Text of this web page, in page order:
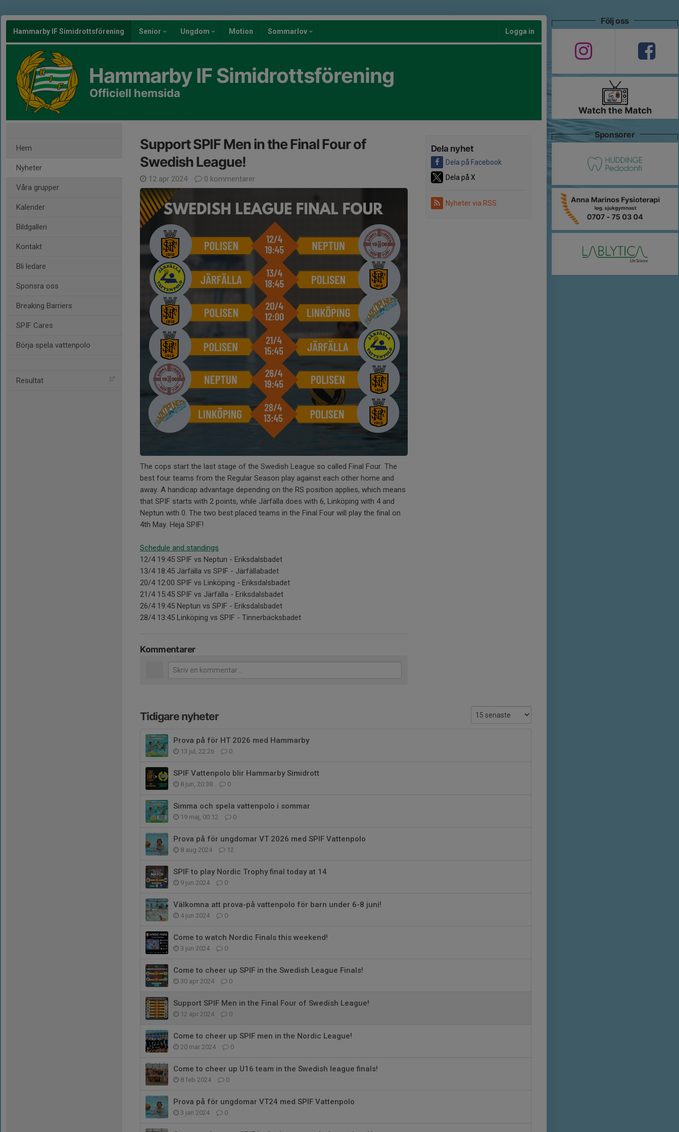
Hammarby IF Simidrottsförening Senior Ungdom Motion Sommarlov Logga in
Hammarby IF Simidrottsförening
Officiell hemsida
Hem
Nyheter
Våra grupper
Kalender
Bildgalleri
Kontakt
Bli ledare
Sponsra oss
Breaking Barriers
SPIF Cares
Börja spela vattenpolo
Resultat
Dela nyhet
Dela på Facebook
Dela på X
Nyheter via RSS
Support SPIF Men in the Final Four of
Swedish League!
12 apr 2024 0 kommentarer
The cops start the last stage of the Swedish League so called Final Four. The
best four teams from the Regular Season play against each other home and
away. A handicap advantage depending on the RS position applies, which means
that SPIF starts with 2 points, while Järfälla does with 6, Linköping with 4 and
Neptun with 0. The two best placed teams in the Final Four will play the final on
4th May. Heja SPIF!
Schedule and standings
12/4 19:45 SPIF vs Neptun - Eriksdalsbadet
13/4 18:45 Järfälla vs SPIF - Järfällabadet
20/4 12:00 SPIF vs Linköping - Eriksdalsbadet
21/4 15:45 SPIF vs Järfälla - Eriksdalsbadet
26/4 19:45 Neptun vs SPIF - Eriksdalsbadet
28/4 13:45 Linköping vs SPIF - Tinnerbäcksbadet
Kommentarer
Tidigare nyheter
Prova på för HT 2026 med Hammarby
13 jul, 22:26 0
SPIF Vattenpolo blir Hammarby Simidrott
8 jun, 20:38 0
Simma och spela vattenpolo i sommar
19 maj, 00:12 0
Prova på för ungdomar VT 2026 med SPIF Vattenpolo
8 aug 2024 12
SPIF to play Nordic Trophy final today at 14
9 jun 2024 0
Välkomna att prova-på vattenpolo för barn under 6-8 juni!
4 jun 2024 0
Come to watch Nordic Finals this weekend!
3 jun 2024 0
Come to cheer up SPIF in the Swedish League Finals!
30 apr 2024 0
Support SPIF Men in the Final Four of Swedish League!
12 apr 2024 0
Come to cheer up SPIF men in the Nordic League!
20 mar 2024 0
Come to cheer up U16 team in the Swedish league finals!
8 feb 2024 0
Prova på för ungdomar VT24 med SPIF Vattenpolo
3 jan 2024 0
Följ oss
Sponsorer